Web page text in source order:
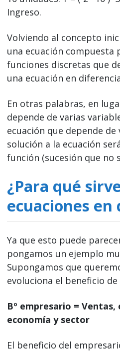
Ingreso.
Volviendo al concepto
una ecuación compuesta
funciones discretas que
una ecuación en
En otras palabras, en
depende de varias
ecuación que depende de
solución a la ecuación
función (sucesión que no
¿Para qué
ecuaciones
Ya que esto puede
pongamos un ejemplo
Supongamos que
evoluciona el beneficio
Bº empresario = Ventas,
economía y sector
El beneficio del